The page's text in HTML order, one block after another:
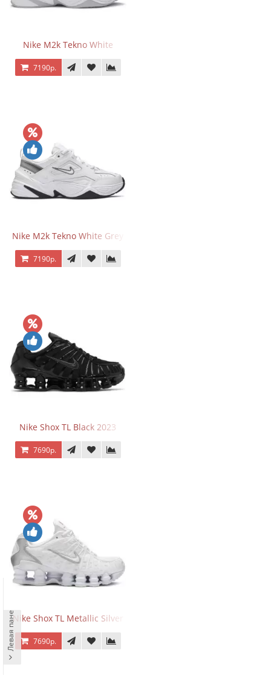
Nike M2k Tekno White
7190р.
Nike M2k Tekno White Grey
7190р.
Nike Shox TL Black 2023
7690р.
Nike Shox TL Metallic Silver
7690р.
Левая панель